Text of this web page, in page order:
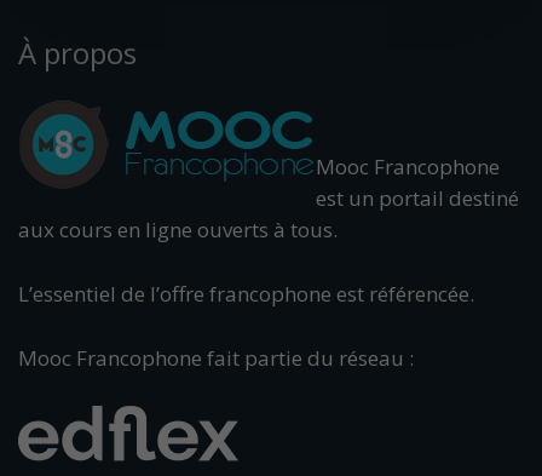
À propos
Mooc Francophone
est un portail destiné
aux cours en ligne ouverts à tous.
L’essentiel de l’offre francophone est référencée.
Mooc Francophone fait partie du réseau :